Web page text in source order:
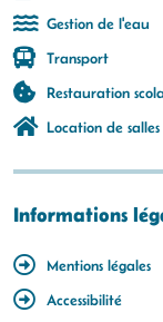
Gestion de l'eau
Transport
Restauration
Location de salles
Informations
Mentions légales
Accessibilité